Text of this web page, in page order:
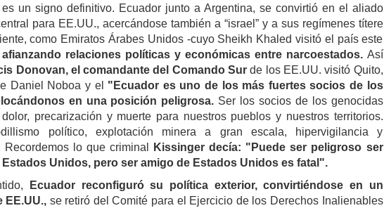
un signo definitivo. Ecuador junto a Argentina, se convirtió en el aliado
para EE.UU., acercándose también a “israel” y a sus regímenes títere
como Emiratos Árabes Unidos -cuyo Sheikh Khaled visitó el país este
afianzando relaciones políticas y económicas entre narcoestados. Así
Donovan, el comandante del Comando Sur de los EE.UU. visitó Quito,
Daniel Noboa y el "Ecuador es uno de los más fuertes socios de los
en una posición peligrosa. Ser los socios de los genocidas
precarización y muerte para nuestros pueblos y nuestros territorios.
político, explotación minera a gran escala, hipervigilancia y
Recordemos lo que criminal
Kissinger decía: "Puede ser peligroso ser
Unidos, pero ser amigo de Estados Unidos es fatal".
Ecuador reconfiguró su política exterior, convirtiéndose en un
EE.UU., se retiró del Comité para el Ejercicio de los Derechos Inalienables